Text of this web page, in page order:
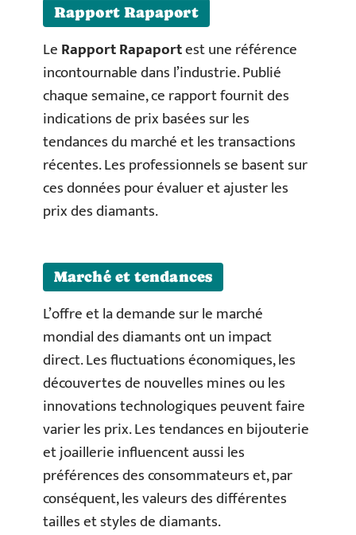
Rapport Rapaport
LeRapport Rapaportest une référence
incontournable dans l’industrie. Publié
chaque semaine, ce rapport fournit des
indications de prix basées sur les
tendances du marché et les transactions
récentes. Les professionnels se basent sur
ces données pour évaluer et ajuster les
prix des diamants.
Marché et tendances
L’offre et la demande sur le marché
mondial des diamants ont un impact
direct. Les fluctuations économiques, les
découvertes de nouvelles mines ou les
innovations technologiques peuvent faire
varier les prix. Les tendances en bijouterie
et joaillerie influencent aussi les
préférences des consommateurs et, par
conséquent, les valeurs des différentes
tailles et styles de diamants.